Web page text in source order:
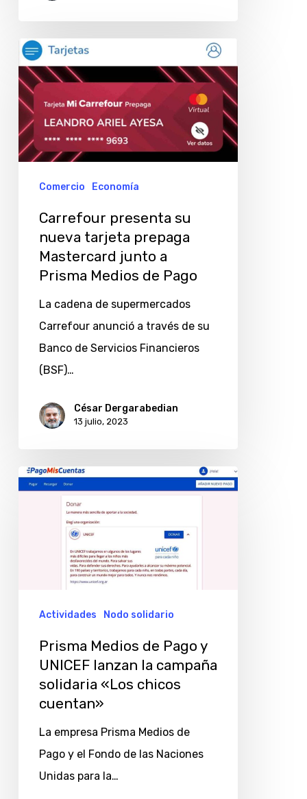
Carrefour
presenta
su
nueva
tarjeta
prepaga
Mastercard
Prisma
Medios
Pago
Comercio Economía
Carrefour presenta su
nueva tarjeta prepaga
Mastercard junto a
Prisma Medios de Pago
La cadena de supermercados
Carrefour anunció a través de su
Banco de Servicios Financieros
(BSF)…
César Dergarabedian
13 julio, 2023
Prisma
lanzan
campaña
solidaria
cuentan»
Actividades Nodo solidario
Prisma Medios de Pago y
UNICEF lanzan la campaña
solidaria «Los chicos
cuentan»
La empresa Prisma Medios de
Pago y el Fondo de las Naciones
Unidas para la…